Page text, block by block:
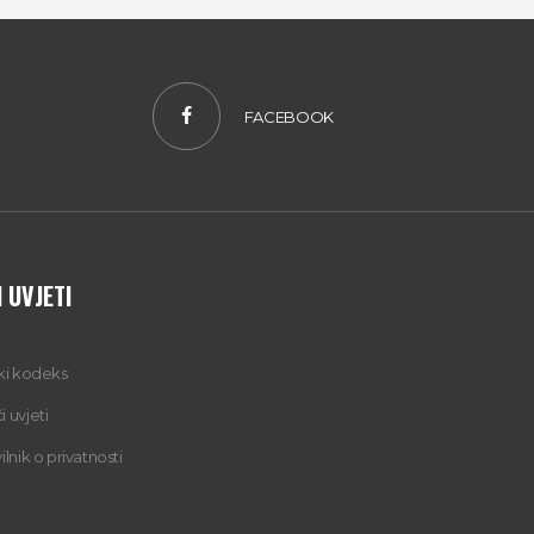
FACEBOOK
UVJETI
kodeks
uvjeti
o privatnosti